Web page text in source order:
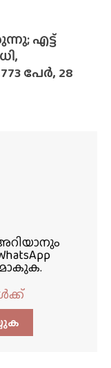
എട്ട്
പേർ, 28